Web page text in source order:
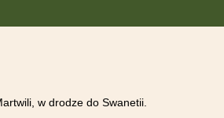
w drodze do Swanetii.